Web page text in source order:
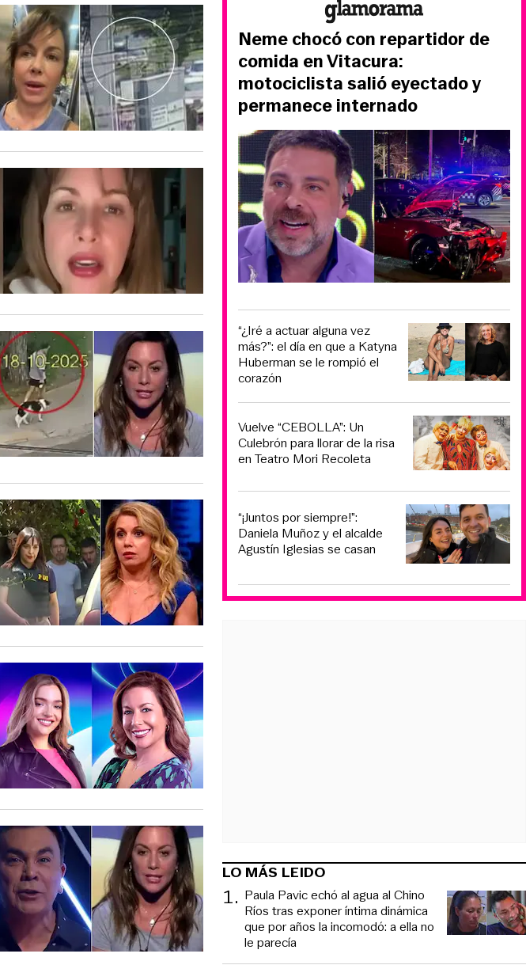
Neme chocó con repartidor de
comida en Vitacura:
motociclista salió eyectado y
permanece internado
“¿Iré a actuar alguna vez
más?”: el día en que a Katyna
Huberman se le rompió el
corazón
Vuelve “CEBOLLA”: Un
Culebrón para llorar de la risa
en Teatro Mori Recoleta
“¡Juntos por siempre!”:
Daniela Muñoz y el alcalde
Agustín Iglesias se casan
LO MÁS LEIDO
1. Paula Pavic echó al agua al Chino
Ríos tras exponer íntima dinámica
que por años la incomodó: a ella no
le parecía